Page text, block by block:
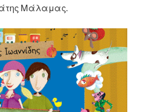
Μάλαμας.